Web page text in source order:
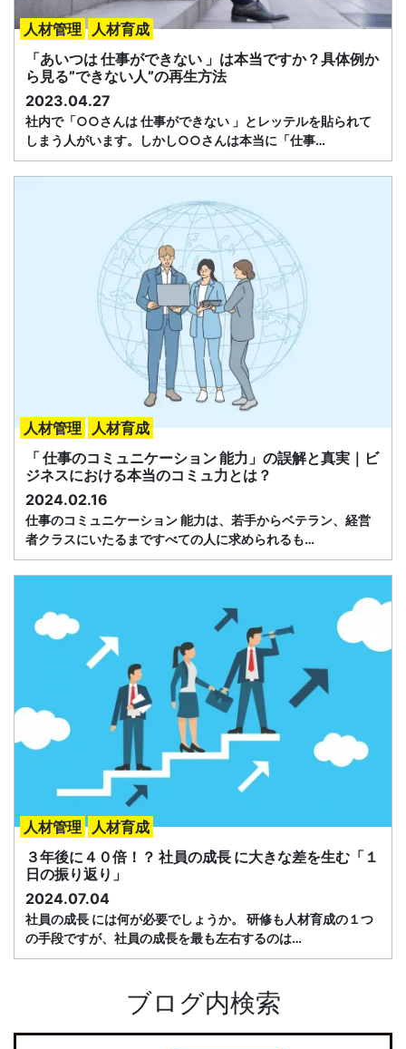
人材管理
人材育成
「あいつは 仕事ができない 」は本当ですか？具体例か
ら見る”できない人”の再生方法
2023.04.27
社内で「○○さんは 仕事ができない 」とレッテルを貼られて
しまう人がいます。しかし○○さんは本当に「仕事…
人材管理
人材育成
「 仕事のコミュニケーション 能力」の誤解と真実｜ビ
ジネスにおける本当のコミュ力とは？
2024.02.16
仕事のコミュニケーション 能力は、若手からベテラン、経営
者クラスにいたるまですべての人に求められるも…
人材管理
人材育成
３年後に４０倍！？ 社員の成長 に大きな差を生む「１
日の振り返り」
2024.07.04
社員の成長 には何が必要でしょうか。 研修も人材育成の１つ
の手段ですが、社員の成長を最も左右するのは…
ブログ内検索